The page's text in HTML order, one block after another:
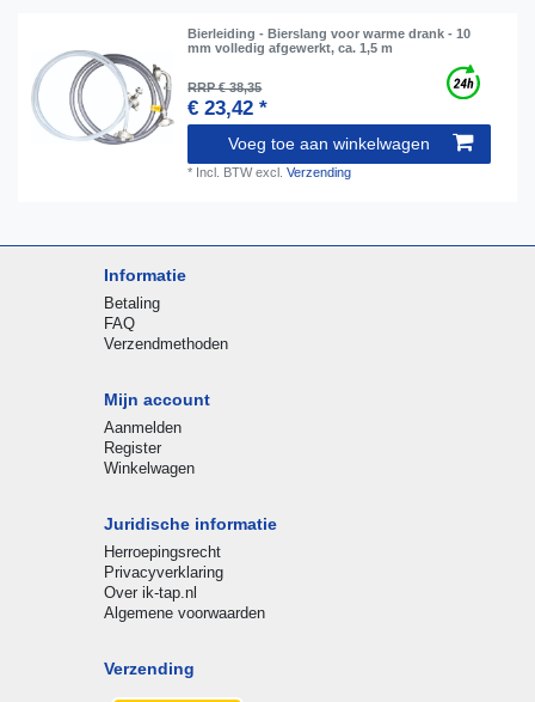
Bierleiding - Bierslang voor warme drank - 10
mm volledig afgewerkt, ca. 1,5 m
RRP € 38,35
€ 23,42 *
Voeg toe aan winkelwagen
* Incl. BTWexcl.Verzending
Informatie
Betaling
FAQ
Verzendmethoden
Mijn account
Aanmelden
Register
Winkelwagen
Juridische informatie
Herroepingsrecht
Privacyverklaring
Over ik-tap.nl
Algemene voorwaarden
Verzending